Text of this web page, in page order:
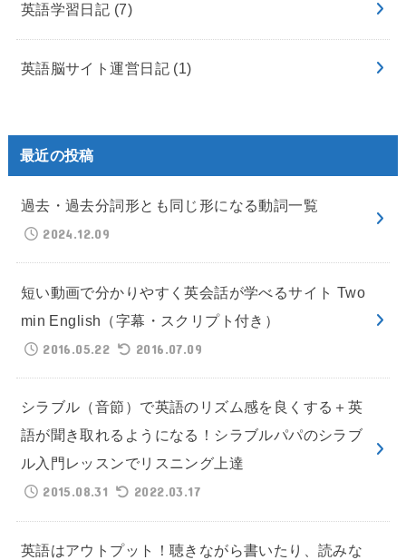
英語学習日記 (7)
英語脳サイト運営日記 (1)
最近の投稿
過去・過去分詞形とも同じ形になる動詞一覧
2024.12.09
短い動画で分かりやすく英会話が学べるサイト Two
min English（字幕・スクリプト付き）
2016.05.22
2016.07.09
シラブル（音節）で英語のリズム感を良くする＋英
語が聞き取れるようになる！シラブルパパのシラブ
ル入門レッスンでリスニング上達
2015.08.31
2022.03.17
英語はアウトプット！聴きながら書いたり、読みな